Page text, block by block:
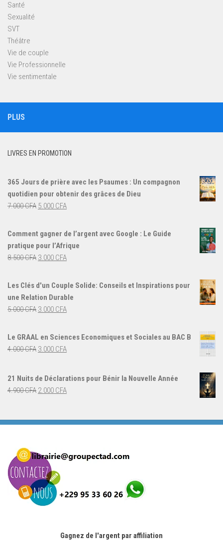
Santé
Sexualité
SVT
Théâtre
Vie de couple
Vie Professionnelle
Vie sentimentale
PLUS
LIVRES EN PROMOTION
365 Jours de prière avec les Psaumes : Un compagnon
quotidien pour obtenir des grâces de Dieu
7.000CFA Le
était :
7.000 CFA.
5.000 CFALe
actuel
est :
Comment gagner de l’argent avec Google : Le Guide
pratique pour l’Afrique
8.500CFA Le
initial
était :
8.500 CFA.
3.000 CFALe
actuel
est :
Les Clés d'un Couple Solide: Conseils et Inspirations pour
une Relation Durable
5.000CFA Le
initial
était :
3.000 CFALe
actuel
Le GRAAL en Sciences Economiques et Sociales au BAC B
4.000CFA Le
4.000 CFA.
3.000 CFALe
3.000 CFA.
21 Nuits de Déclarations pour Bénir la Nouvelle Année
4.900CFA Le
était :
2.000 CFALe
est :
Gagnez de l'argent par affiliation